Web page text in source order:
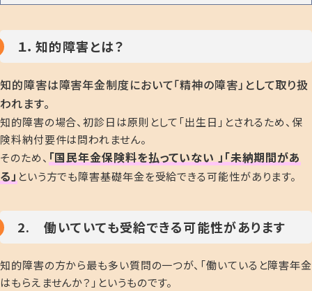
１．知的障害とは？
知的障害は障害年金制度において「精神の障害」として取り扱
われます。
知的障害の場合、初診日は原則として「出生日」とされるため、保
険料納付要件は問われません。
そのため、 「国民年金保険料を払っていない 」「未納期間があ
る」 という方でも障害基礎年金を受給できる可能性があります。
2. 働いていても受給できる可能性があります
知的障害の方から最も多い質問の一つが、 「働いていると障害年金
はもらえませんか？」 というものです。